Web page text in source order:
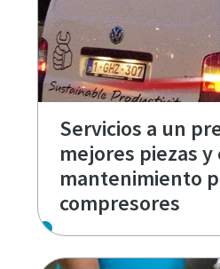
Servicios a un
mejores piezas
mantenimiento
compresores